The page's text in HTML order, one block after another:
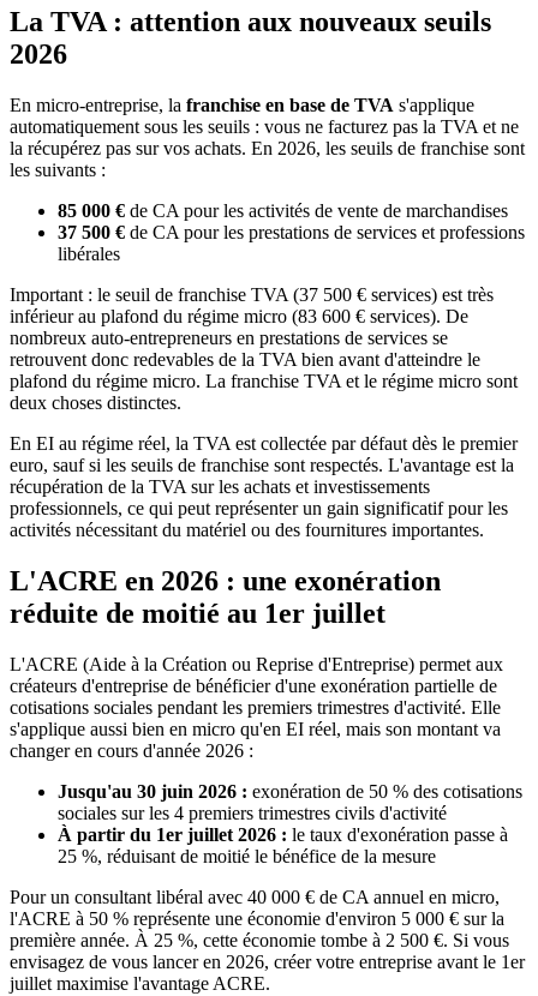
La TVA : attention aux nouveaux seuils
2026
En micro-entreprise, la franchise en base de TVA s'applique
automatiquement sous les seuils : vous ne facturez pas la TVA et ne
la récupérez pas sur vos achats. En 2026, les seuils de franchise sont
les suivants :
85 000 € de CA pour les activités de vente de marchandises
37 500 € de CA pour les prestations de services et professions
libérales
Important : le seuil de franchise TVA (37 500 € services) est très
inférieur au plafond du régime micro (83 600 € services). De
nombreux auto-entrepreneurs en prestations de services se
retrouvent donc redevables de la TVA bien avant d'atteindre le
plafond du régime micro. La franchise TVA et le régime micro sont
deux choses distinctes.
En EI au régime réel, la TVA est collectée par défaut dès le premier
euro, sauf si les seuils de franchise sont respectés. L'avantage est la
récupération de la TVA sur les achats et investissements
professionnels, ce qui peut représenter un gain significatif pour les
activités nécessitant du matériel ou des fournitures importantes.
L'ACRE en 2026 : une exonération
réduite de moitié au 1er juillet
L'ACRE (Aide à la Création ou Reprise d'Entreprise) permet aux
créateurs d'entreprise de bénéficier d'une exonération partielle de
cotisations sociales pendant les premiers trimestres d'activité. Elle
s'applique aussi bien en micro qu'en EI réel, mais son montant va
changer en cours d'année 2026 :
Jusqu'au 30 juin 2026 : exonération de 50 % des cotisations
sociales sur les 4 premiers trimestres civils d'activité
À partir du 1er juillet 2026 : le taux d'exonération passe à
25 %, réduisant de moitié le bénéfice de la mesure
Pour un consultant libéral avec 40 000 € de CA annuel en micro,
l'ACRE à 50 % représente une économie d'environ 5 000 € sur la
première année. À 25 %, cette économie tombe à 2 500 €. Si vous
envisagez de vous lancer en 2026, créer votre entreprise avant le 1er
juillet maximise l'avantage ACRE.